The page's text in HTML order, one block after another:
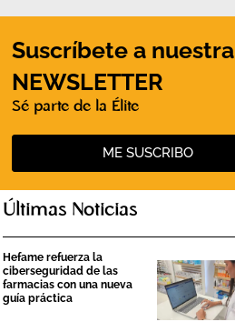
Suscríbete a nuestra
NEWSLETTER
Sé parte de la Élite
ME SUSCRIBO
Últimas Noticias
Hefame refuerza la
ciberseguridad de las
farmacias con una nueva
guía práctica